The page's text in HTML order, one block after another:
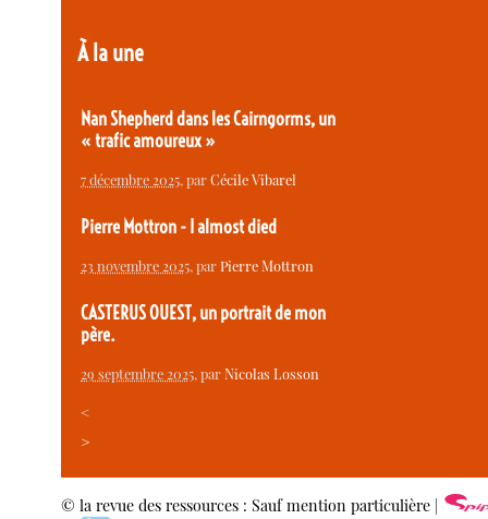
À la une
Nan Shepherd dans les Cairngorms, un
« trafic amoureux »
7 décembre 2025, parCécile Vibarel
Pierre Mottron - I almost died
23 novembre 2025, parPierre Mottron
CASTERUS OUEST, un portrait de mon
père.
29 septembre 2025, parNicolas Losson
<
>
© la revue des ressources : Sauf mention particulière |